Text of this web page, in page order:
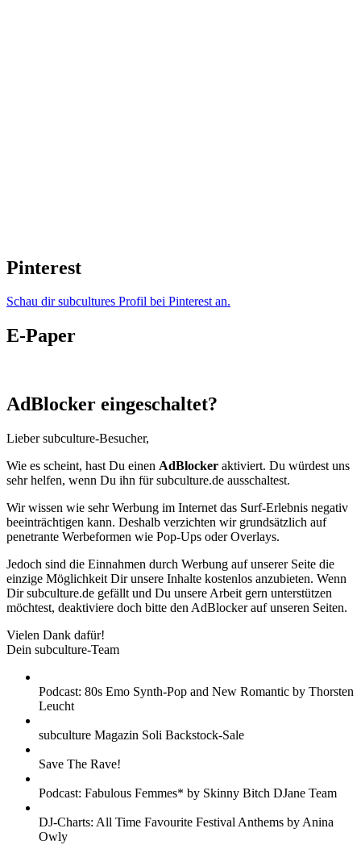
Pinterest
Schau dir subcultures Profil bei Pinterest an.
E-Paper
AdBlocker eingeschaltet?
Lieber subculture-Besucher,
Wie es scheint, hast Du einen AdBlocker aktiviert. Du würdest uns
sehr helfen, wenn Du ihn für subculture.de ausschaltest.
Wir wissen wie sehr Werbung im Internet das Surf-Erlebnis negativ
beeinträchtigen kann. Deshalb verzichten wir grundsätzlich auf
penetrante Werbeformen wie Pop-Ups oder Overlays.
Jedoch sind die Einnahmen durch Werbung auf unserer Seite die
einzige Möglichkeit Dir unsere Inhalte kostenlos anzubieten. Wenn
Dir subculture.de gefällt und Du unsere Arbeit gern unterstützen
möchtest, deaktiviere doch bitte den AdBlocker auf unseren Seiten.
Vielen Dank dafür!
Dein subculture-Team
Podcast: 80s Emo Synth-Pop and New Romantic by Thorsten
Leucht
subculture Magazin Soli Backstock-Sale
Save The Rave!
Podcast: Fabulous Femmes* by Skinny Bitch DJane Team
DJ-Charts: All Time Favourite Festival Anthems by Anina
Owly